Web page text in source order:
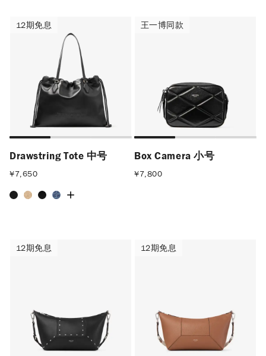
12期免息 12期免息
Drawstring Tote 中号
¥7,650
王一博同款 王一博同款
Box Camera 小号
¥7,800
12期免息 12期免息
12期免息 12期免息